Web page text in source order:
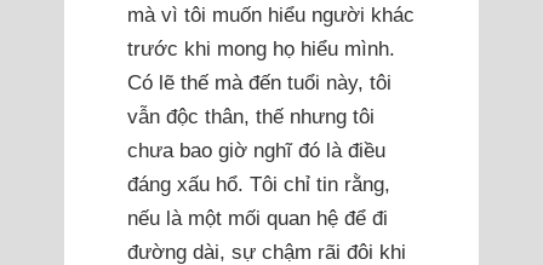
mà vì tôi muốn hiểu người khác
trước khi mong họ hiểu mình.
Có lẽ thế mà đến tuổi này, tôi
vẫn độc thân, thế nhưng tôi
chưa bao giờ nghĩ đó là điều
đáng xấu hổ. Tôi chỉ tin rằng,
nếu là một mối quan hệ để đi
đường dài, sự chậm rãi đôi khi